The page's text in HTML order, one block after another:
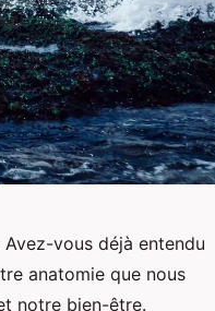
vous déjà entendu
anatomie que nous
notre bien-être.